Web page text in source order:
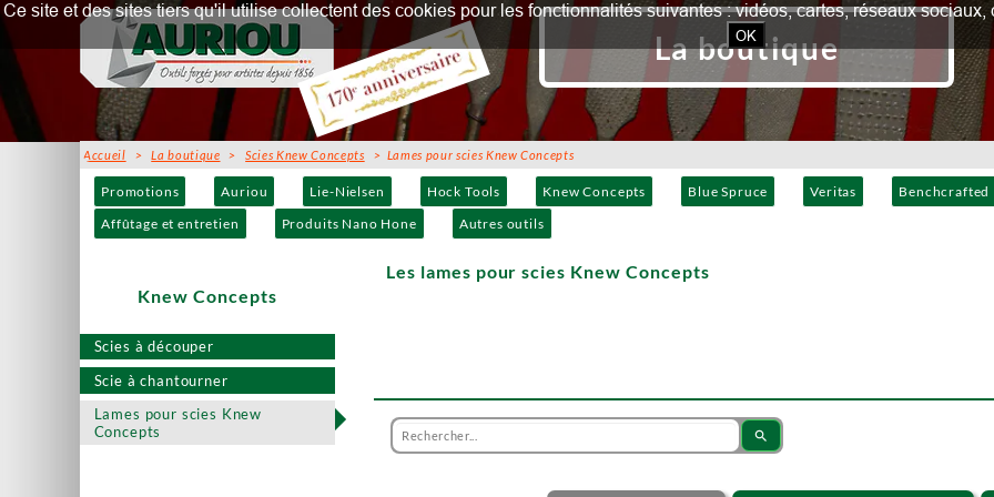
Promotions Auriou Lie-Nielsen Hock Tools Knew Concepts Blue Spruce Veritas Benchcrafted
Affûtage et entretien
Produits Nano Hone Autres outils
Scies à découper
Scie à chantourner
Lames pour scies Knew
Concepts
La boutique
Accueil >La boutique >Scies Knew Concepts > Lames pour scies Knew Concepts
Les lames pour scies Knew Concepts
Knew Concepts
search
Ce site et des sites tiers qu'il utilise collectent des cookies pour les fonctionnalités suivantes : vidéos, cartes, réseaux
OK